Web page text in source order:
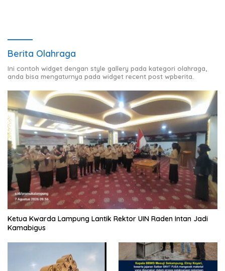
Berita Olahraga
Ini contoh widget dengan style gallery pada kategori olahraga,
anda bisa mengaturnya pada widget recent post wpberita.
Ketua Kwarda Lampung Lantik Rektor UIN Raden Intan Jadi
Kamabigus